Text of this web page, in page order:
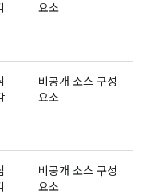
요소
비공개 소스 구성
요소
비공개 소스 구성
요소